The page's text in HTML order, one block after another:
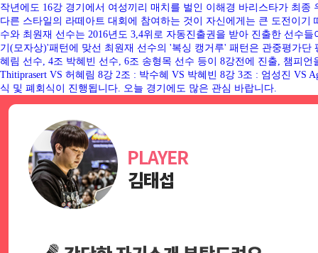
작년에도 16강 경기에서 여성끼리 매치를 벌인 이해경 바리스타가 최종
다른 스타일의 라떼아트 대회에 참여하는 것이 자신에게는 큰 도전이
수와 최원재 선수는 2016년도 3,4위로 자동진출권을 받아 진출한 선수
기(모자상)'패턴에 맞선 최원재 선수의 '복싱 캥거루' 패턴은 관중평가
혜림 선수, 4조 박혜빈 선수, 6조 송형목 선수 등이 8강전에 진출, 챔피
Thitiprasert VS 허혜림 8강 2조 : 박수혜 VS 박혜빈 8강 3조 : 엄성진 VS
식 및 폐회식이 진행됩니다. 오늘 경기에도 많은 관심 바랍니다.